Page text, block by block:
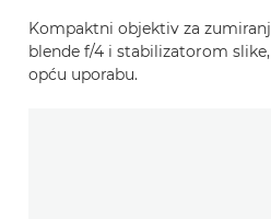
Kompaktni objektiv za
blende f/4 i stabilizatorom
opću uporabu.